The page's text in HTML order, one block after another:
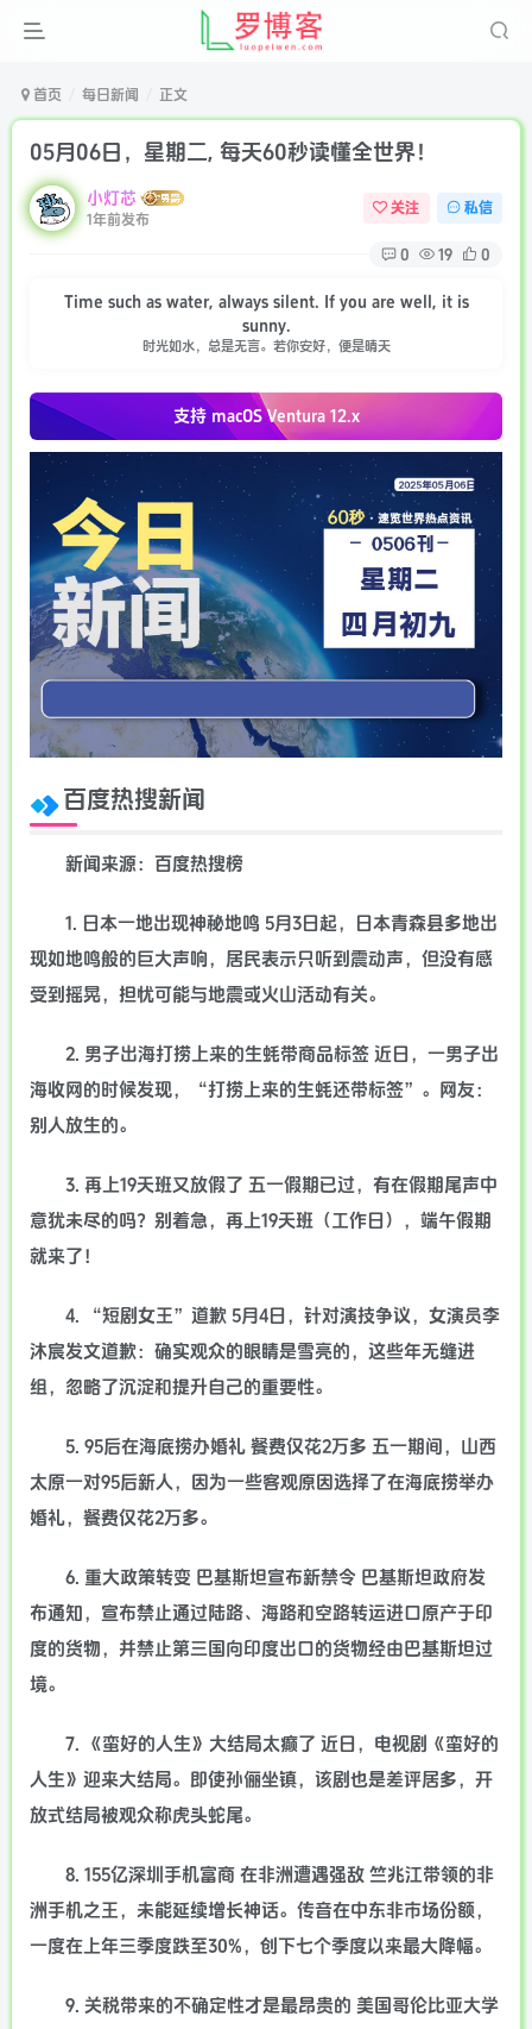
首页 每日新闻 正文
05月06日，星期二, 每天60秒读懂全世界！
小灯芯
1年前发布
关注 私信
0 19 0
Time such as water, always silent. If you are well, it is
sunny.
时光如水，总是无言。若你安好，便是晴天
支持 macOSVentura 12.x
百度热搜新闻
新闻来源：百度热搜榜
1. 日本一地出现神秘地鸣 5月3日起，日本青森县多地出
现如地鸣般的巨大声响，居民表示只听到震动声，但没有感
受到摇晃，担忧可能与地震或火山活动有关。
2. 男子出海打捞上来的生蚝带商品标签 近日，一男子出
海收网的时候发现，“打捞上来的生蚝还带标签”。网友：
别人放生的。
3. 再上19天班又放假了 五一假期已过，有在假期尾声中
意犹未尽的吗？别着急，再上19天班（工作日），端午假期
就来了！
4. “短剧女王”道歉 5月4日，针对演技争议，女演员李
沐宸发文道歉：确实观众的眼睛是雪亮的，这些年无缝进
组，忽略了沉淀和提升自己的重要性。
5. 95后在海底捞办婚礼 餐费仅花2万多 五一期间，山西
太原一对95后新人，因为一些客观原因选择了在海底捞举办
婚礼，餐费仅花2万多。
6. 重大政策转变 巴基斯坦宣布新禁令 巴基斯坦政府发
布通知，宣布禁止通过陆路、海路和空路转运进口原产于印
度的货物，并禁止第三国向印度出口的货物经由巴基斯坦过
境。
7. 《蛮好的人生》大结局太癫了 近日，电视剧《蛮好的
人生》迎来大结局。即使孙俪坐镇，该剧也是差评居多，开
放式结局被观众称虎头蛇尾。
8. 155亿深圳手机富商 在非洲遭遇强敌 竺兆江带领的非
洲手机之王，未能延续增长神话。传音在中东非市场份额，
一度在上年三季度跌至30%，创下七个季度以来最大降幅。
9. 关税带来的不确定性才是最昂贵的 美国哥伦比亚大学